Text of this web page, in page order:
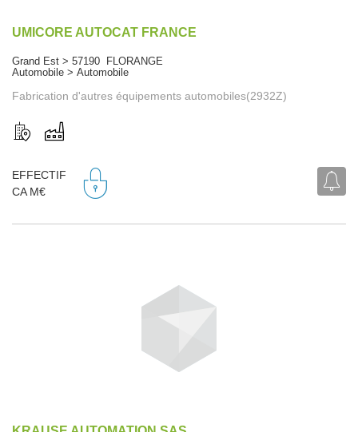
UMICORE AUTOCAT FRANCE
Grand Est > 57190 FLORANGE
Automobile > Automobile
Fabrication d'autres équipements automobiles(2932Z)
EFFECTIF
CA M€